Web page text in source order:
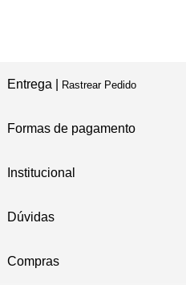
Entrega | Rastrear Pedido
Formas de pagamento
Institucional
Dúvidas
Compras